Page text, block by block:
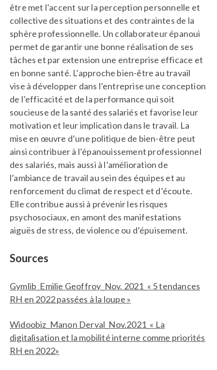
être met l’accent sur la perception personnelle et
collective des situations et des contraintes de la
sphère professionnelle. Un collaborateur épanoui
permet de garantir une bonne réalisation de ses
tâches et par extension une entreprise efficace et
en bonne santé. L’approche bien-être au travail
vise à développer dans l’entreprise une conception
de l’efficacité et de la performance qui soit
soucieuse de la santé des salariés et favorise leur
motivation et leur implication dans le travail. La
mise en œuvre d’une politique de bien-être peut
ainsi contribuer à l’épanouissement professionnel
des salariés, mais aussi à l’amélioration de
l’ambiance de travail au sein des équipes et au
renforcement du climat de respect et d’écoute.
Elle contribue aussi à prévenir les risques
psychosociaux, en amont des manifestations
aiguës de stress, de violence ou d’épuisement.
Sources
Gymlib_Emilie Geoffroy_Nov. 2021_« ​​5 tendances
RH en 2022 passées à la loupe »
Widoobiz_Manon Derval_Nov.2021_« La
digitalisation et la mobilité interne comme priorités
RH en 2022»